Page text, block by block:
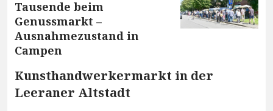
Tausende beim
Genussmarkt –
Ausnahmezustand in
Campen
Kunsthandwerkermarkt in der
Leeraner Altstadt